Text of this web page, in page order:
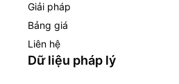
Giải pháp
Bảng giá
Liên hệ
Dữ liệu pháp lý